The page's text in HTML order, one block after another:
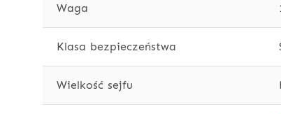
Waga
Klasa bezpieczeństwa
Wielkość sejfu